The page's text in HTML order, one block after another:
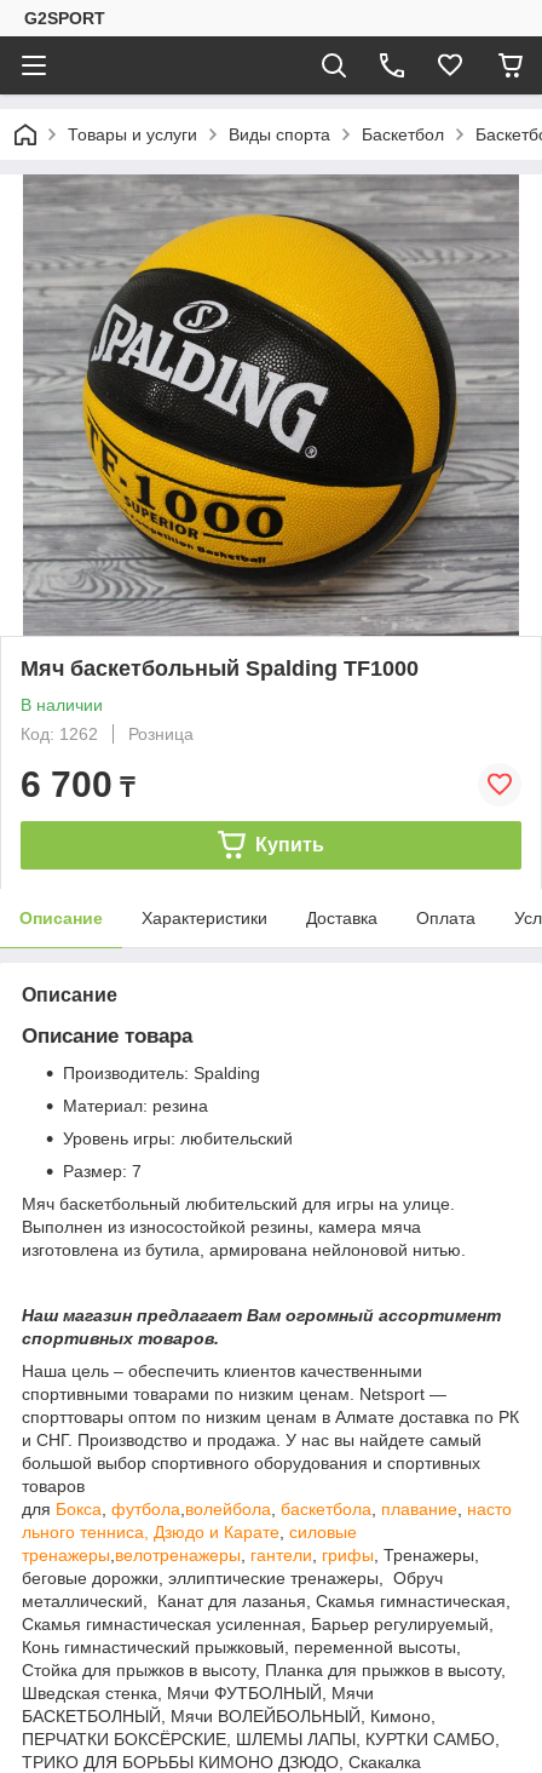
G2SPORT
Товары и услуги Виды спорта Баскетбол
Мяч баскетбольный Spalding TF1000
В наличии
Код: 1262
Розница
6 700 ₸
Купить
Описание Характеристики Доставка Оплата
Описание
Описание товара
Производитель: Spalding
Материал: резина
Уровень игры: любительский
Размер: 7
Мяч баскетбольный любительский для игры на улице.
Выполнен из износостойкой резины, камера мяча
изготовлена из бутила, армирована нейлоновой нитью.
Наш магазин предлагает Вам огромный ассортимент
спортивных товаров.
Наша цель – обеспечить клиентов качественными
спортивными товарами по низким ценам. Netsport —
спорттовары оптом по низким ценам в Алмате доставка по РК
и СНГ. Производство и продажа. У нас вы найдете самый
большой выбор спортивного оборудования и спортивных
товаров
для Бокса футбола волейбола баскетбола плавание насто
льного тенниса,
Дзюдо и Карате силовые
тренажеры велотренажеры гантели грифы , Тренажеры,
беговые дорожки, эллиптические тренажеры, Обруч
металлический, Канат для лазанья, Скамья гимнастическая,
Скамья гимнастическая усиленная, Барьер регулируемый,
Конь гимнастический прыжковый, переменной высоты,
Стойка для прыжков в высоту, Планка для прыжков в высоту,
Шведская стенка, Мячи ФУТБОЛНЫЙ, Мячи
БАСКЕТБОЛНЫЙ, Мячи ВОЛЕЙБОЛЬНЫЙ, Кимоно,
ПЕРЧАТКИ БОКСЁРСКИЕ, ШЛЕМЫ ЛАПЫ, КУРТКИ САМБО,
ТРИКО ДЛЯ БОРЬБЫ КИМОНО ДЗЮДО, Скакалка